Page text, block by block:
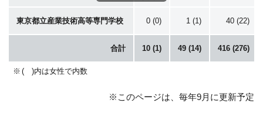
合計 10 (1) 49 (14) 416 (276)
( )内は女性で内数
東京都立産業技術高等専門学校 0 (0) 1 (1) 40 (22)
※このページは、毎年9月に更新予定